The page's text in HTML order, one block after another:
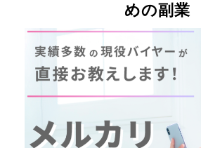
めの副業